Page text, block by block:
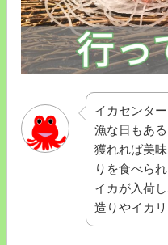
イカセンタ
漁な日もあ
獲れれば美
りを食べら
イカが入荷
造りやイカ